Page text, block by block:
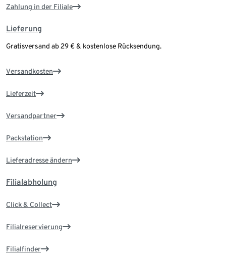
Zahlung in der Filiale
Lieferung
Gratisversand ab 29 € & kostenlose Rücksendung.
Versandkosten
Lieferzeit
Versandpartner
Packstation
Lieferadresse ändern
Filialabholung
Click & Collect
Filialreservierung
Filialfinder